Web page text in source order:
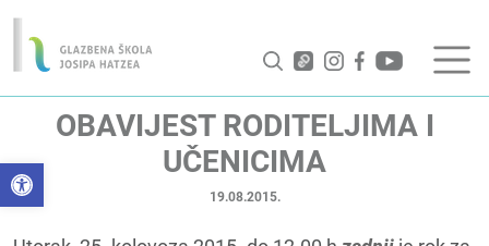
Open toolbar
OBAVIJEST RODITELJIMA I
UČENICIMA
19.08.2015.